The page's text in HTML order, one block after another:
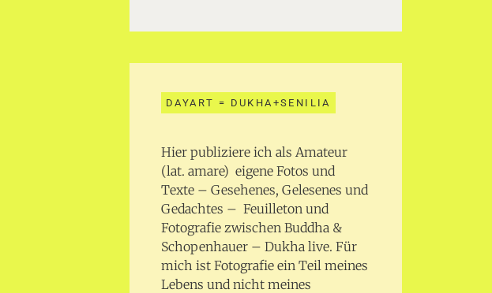
DAYART = DUKHA+SENILIA
Hier publiziere ich als Amateur
(lat. amare) eigene Fotos und
Texte – Gesehenes, Gelesenes und
Gedachtes – Feuilleton und
Fotografie zwischen Buddha &
Schopenhauer – Dukha live. Für
mich ist Fotografie ein Teil meines
Lebens und nicht meines